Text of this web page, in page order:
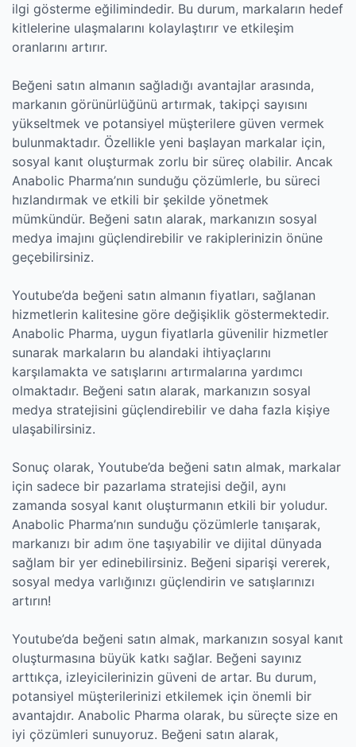
ilgi gösterme eğilimindedir. Bu durum, markaların hedef
kitlelerine ulaşmalarını kolaylaştırır ve etkileşim
oranlarını artırır.
Beğeni satın almanın sağladığı avantajlar arasında,
markanın görünürlüğünü artırmak, takipçi sayısını
yükseltmek ve potansiyel müşterilere güven vermek
bulunmaktadır. Özellikle yeni başlayan markalar için,
sosyal kanıt oluşturmak zorlu bir süreç olabilir. Ancak
Anabolic Pharma’nın sunduğu çözümlerle, bu süreci
hızlandırmak ve etkili bir şekilde yönetmek
mümkündür. Beğeni satın alarak, markanızın sosyal
medya imajını güçlendirebilir ve rakiplerinizin önüne
geçebilirsiniz.
Youtube’da beğeni satın almanın fiyatları, sağlanan
hizmetlerin kalitesine göre değişiklik göstermektedir.
Anabolic Pharma, uygun fiyatlarla güvenilir hizmetler
sunarak markaların bu alandaki ihtiyaçlarını
karşılamakta ve satışlarını artırmalarına yardımcı
olmaktadır. Beğeni satın alarak, markanızın sosyal
medya stratejisini güçlendirebilir ve daha fazla kişiye
ulaşabilirsiniz.
Sonuç olarak, Youtube’da beğeni satın almak, markalar
için sadece bir pazarlama stratejisi değil, aynı
zamanda sosyal kanıt oluşturmanın etkili bir yoludur.
Anabolic Pharma’nın sunduğu çözümlerle tanışarak,
markanızı bir adım öne taşıyabilir ve dijital dünyada
sağlam bir yer edinebilirsiniz. Beğeni siparişi vererek,
sosyal medya varlığınızı güçlendirin ve satışlarınızı
artırın!
Youtube’da beğeni satın almak, markanızın sosyal kanıt
oluşturmasına büyük katkı sağlar. Beğeni sayınız
arttıkça, izleyicilerinizin güveni de artar. Bu durum,
potansiyel müşterilerinizi etkilemek için önemli bir
avantajdır. Anabolic Pharma olarak, bu süreçte size en
iyi çözümleri sunuyoruz. Beğeni satın alarak,